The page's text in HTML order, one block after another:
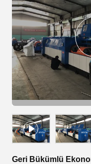
Geri Bükümlü